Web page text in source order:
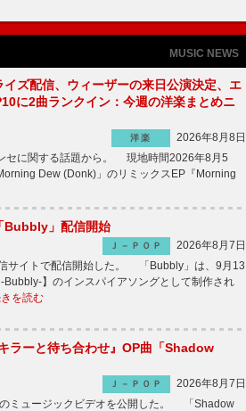
MUSIC NEWS
ズ配信、ウィーザーの来日公演決定、エ
に2曲ランクイン：今週の洋楽まとめニ
洋楽
2026年8月8日
セに関する話題から。 現地時間2026年8月5
Dew (Donk)」のリミックスEP『Morning
Bubbly」配信開始
Ｊ－ＰＯＰ
2026年8月7日
サイトで配信開始した。 「Bubbly」は、9月13
】のインスパイアソングとして制作され
を読む
ラーと待ち合わせ』OP曲「Shadow
Ｊ－ＰＯＰ
2026年8月7日
ミュージックビデオを公開した。 「Shadow